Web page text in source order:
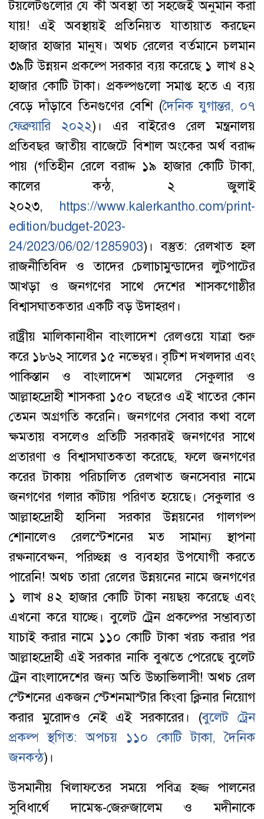
টয়লেটগুলোর যে কী অবস্থা তা সহজেই অনুমান করা
যায়! এই অবস্থায়ই প্রতিনিয়ত যাতায়াত করছেন
হাজার হাজার মানুষ। অথচ রেলের বর্তমানে চলমান
৩৯টি উন্নয়ন প্রকল্পে সরকার ব্যয় করেছে ১ লাখ ৪২
হাজার কোটি টাকা। প্রকল্পগুলো সমাপ্ত হতে এ ব্যয়
বেড়ে দাঁড়াবে তিনগুণের বেশি (দৈনিক যুগান্তর, ০৭
ফেব্রুয়ারি ২০২২)। এর বাইরেও রেল মন্ত্রনালয়
প্রতিবছর জাতীয় বাজেটে বিশাল অংকের অর্থ বরাদ্দ
পায় (গতিহীন রেলে বরাদ্দ ১৯ হাজার কোটি টাকা,
কালের কন্ঠ, ২ জুলাই
২০২৩, https://www.kalerkantho.com/print-
edition/budget-2023-
24/2023/06/02/1285903)। বস্তুত: রেলখাত হল
রাজনীতিবিদ ও তাদের চেলাচামুন্ডাদের লুটপাটের
আখড়া ও জনগণের সাথে দেশের শাসকগোষ্ঠীর
বিশ্বাসঘাতকতার একটি বড় উদাহরণ।
রাষ্ট্রীয় মালিকানাধীন বাংলাদেশ রেলওয়ে যাত্রা শুরু
করে ১৮৬২ সালের ১৫ নভেম্বর। বৃটিশ দখলদার এবং
পাকিস্তান ও বাংলাদেশ আমলের সেকুলার ও
আল্লাহদ্রোহী শাসকরা ১৫০ বছরেও এই খাতের কোন
তেমন অগ্রগতি করেনি। জনগণের সেবার কথা বলে
ক্ষমতায় বসলেও প্রতিটি সরকারই জনগণের সাথে
প্রতারণা ও বিশ্বাসঘাতকতা করেছে, ফলে জনগণের
করের টাকায় পরিচালিত রেলখাত জনসেবার নামে
জনগণের গলার কাঁটায় পরিণত হয়েছে। সেকুলার ও
আল্লাহদ্রোহী হাসিনা সরকার উন্নয়নের গালগল্প
শোনালেও রেলস্টেশনের মত সামান্য স্থাপনা
রক্ষনাবেক্ষন, পরিচ্ছন্ন ও ব্যবহার উপযোগী করতে
পারেনি! অথচ তারা রেলের উন্নয়নের নামে জনগণের
১ লাখ ৪২ হাজার কোটি টাকা নয়ছয় করেছে এবং
এখনো করে যাচ্ছে। বুলেট ট্রেন প্রকল্পের সম্ভাব্যতা
যাচাই করার নামে ১১০ কোটি টাকা খরচ করার পর
আল্লাহদ্রোহী এই সরকার নাকি বুঝতে পেরেছে বুলেট
ট্রেন বাংলাদেশের জন্য অতি উচ্চাভিলাসী! অথচ রেল
স্টেশনের একজন স্টেশনমাস্টার কিংবা ক্লিনার নিয়োগ
করার মুরোদও নেই এই সরকারের। (বুলেট ট্রেন
প্রকল্প স্থগিত: অপচয় ১১০ কোটি টাকা, দৈনিক
জনকন্ঠ)।
উসমানীয় খিলাফতের সময়ে পবিত্র হজ্জ পালনের
সুবিধার্থে দামেস্ক-জেরুজালেম ও মদীনাকে